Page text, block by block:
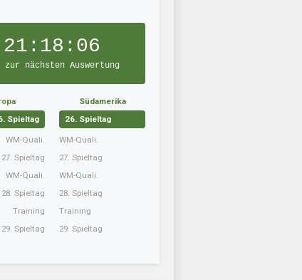
21:18:05
zur nächsten Auswertung
Spieltag
WM-Quali.
27. Spieltag
WM-Quali.
28. Spieltag
Training
29. Spieltag
Südamerika
26. Spieltag
WM-Quali.
27. Spieltag
WM-Quali.
28. Spieltag
Training
29. Spieltag